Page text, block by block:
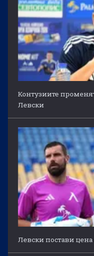
Контузиите
Левски
Левски постави